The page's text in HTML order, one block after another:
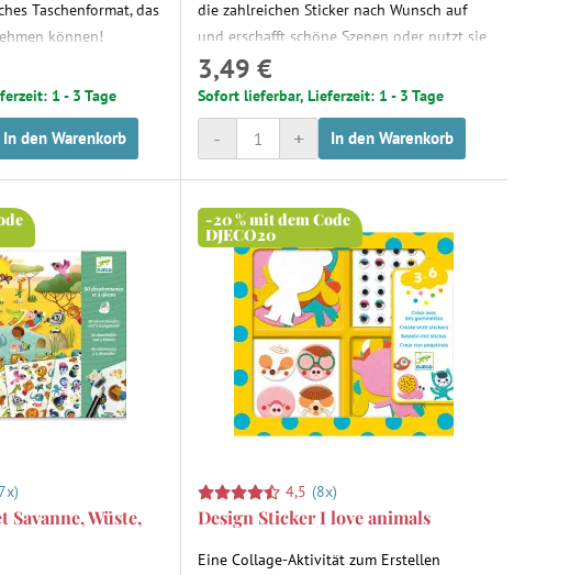
Taschenformat, das
können!
1 - 3 Tage
In den Warenkorb
die zahlreichen Sticker nach Wunsch auf
und erschafft schöne Szenen oder nutzt sie
als Dekoration für andere Objekte.
3,49 €
Sofort lieferbar, Lieferzeit: 1 - 3 Tage
+
- In den Warenkorb
Wüste,
-20 % mit dem Code
DJECO20
4,5 (8x)
Design Sticker I love animals
Eine Collage-Aktivität zum Erstellen